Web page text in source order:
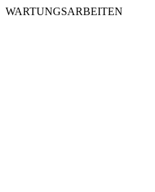
WARTUNGSARBEITEN